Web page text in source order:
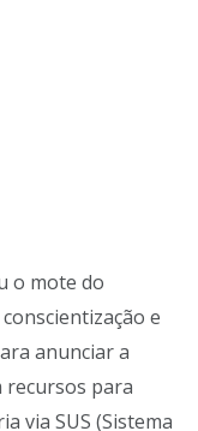
o mote do
e
anunciar a
recursos para
via SUS (Sistema